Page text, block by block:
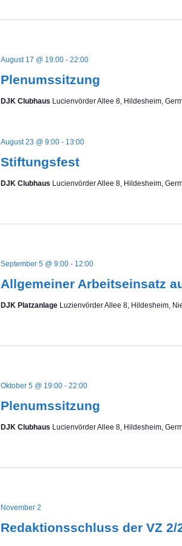
Plenumssitzung
August 17 @ 19:00- 22:00
DJK Clubhaus Lucienvörder Allee 8, Hildesheim,
Stiftungsfest
August 23 @ 9:00- 13:00
DJK Clubhaus Lucienvörder Allee 8, Hildesheim,
Allgemeiner Arbeitseinsatz
September 5 @ 9:00- 12:00
DJK Platzanlage Luzienvörder Allee 8, Hildesheim,
Plenumssitzung
Oktober 5 @ 19:00- 22:00
DJK Clubhaus Lucienvörder Allee 8, Hildesheim,
Redaktionsschluss der VZ 2/
November 2